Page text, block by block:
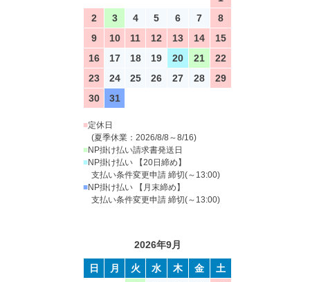
2
3 4 5 6 7
8
9
10 11 12 13 14
15
16
17 18 19 20 21
22
23
24 25 26 27 28
29
30
31
■定休日
(夏季休業：2026/8/8～8/16)
■NP掛け払い請求書発送日
■NP掛け払い 【20日締め】
支払い条件変更申請 締切(～13:00)
■NP掛け払い 【月末締め】
支払い条件変更申請 締切(～13:00)
2026年9月
日 月 火 水 木 金
土